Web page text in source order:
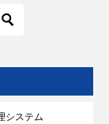
システム